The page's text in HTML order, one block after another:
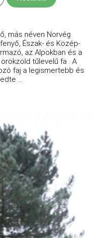
más néven Norvég
Észak- és Közép-
az Alpokban és a
tűlevelű fa . A
faj a legismertebb és
...